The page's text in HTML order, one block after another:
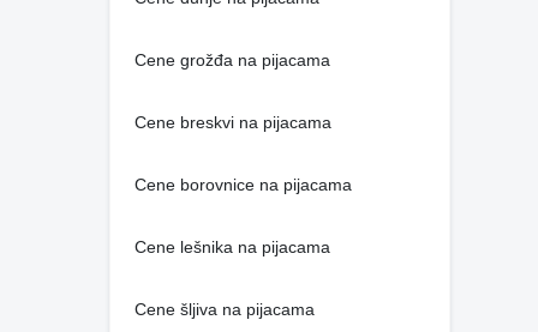
Cene grožđa na pijacama
Cene breskvi na pijacama
Cene borovnice na pijacama
Cene lešnika na pijacama
Cene šljiva na pijacama